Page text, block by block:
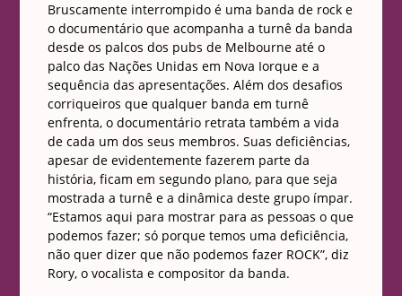
Bruscamente interrompido é uma banda de rock e
o documentário que acompanha a turnê da banda
desde os palcos dos pubs de Melbourne até o
palco das Nações Unidas em Nova Iorque e a
sequência das apresentações. Além dos desafios
corriqueiros que qualquer banda em turnê
enfrenta, o documentário retrata também a vida
de cada um dos seus membros. Suas deficiências,
apesar de evidentemente fazerem parte da
história, ficam em segundo plano, para que seja
mostrada a turnê e a dinâmica deste grupo ímpar.
“Estamos aqui para mostrar para as pessoas o que
podemos fazer; só porque temos uma deficiência,
não quer dizer que não podemos fazer ROCK”, diz
Rory, o vocalista e compositor da banda.